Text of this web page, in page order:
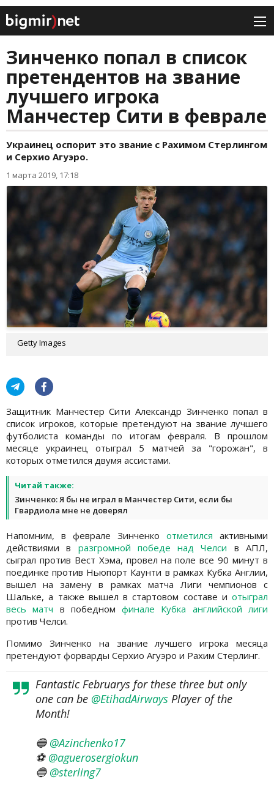
Зинченко попал в список
претендентов на звание
лучшего игрока
Манчестер Сити в феврале
Украинец оспорит это звание с Рахимом Стерлингом
и Серхио Агуэро.
1 марта 2019, 17:18
Getty Images
Защитник Манчестер Сити Александр Зинченко попал в
список игроков, которые претендуют на звание лучшего
футболиста команды по итогам февраля. В прошлом
месяце украинец отыграл 5 матчей за "горожан", в
которых отметился двумя ассистами.
Читай также:
Зинченко: Я бы не играл в Манчестер Сити, если бы
Гвардиола мне не доверял
Напомним, в феврале Зинченко отметился активными
действиями в разгромной победе над Челси в АПЛ,
сыграл против Вест Хэма, провел на поле все 90 минут в
поединке против Ньюпорт Каунти в рамках Кубка Англии,
вышел на замену в рамках матча Лиги чемпионов с
Шальке, а также вышел в стартовом составе и отыграл
весь матч в победномфинале Кубка английской лиги
против Челси.
Помимо Зинченко на звание лучшего игрока месяца
претендуют форварды Серхио Агуэро и Рахим Стерлинг.
Fantastic Februarys for these three but only
one can be @EtihadAirways Player of the
Month!
🔵 @Azinchenko17
⚽️ @aguerosergiokun
🔵 @sterling7